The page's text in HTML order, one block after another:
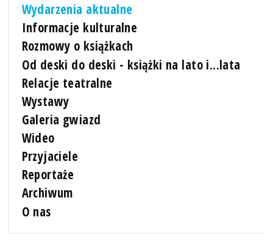
Wydarzenia aktualne
Informacje kulturalne
Rozmowy o książkach
Od deski do deski - książki na lato i...lata
Relacje teatralne
Wystawy
Galeria gwiazd
Wideo
Przyjaciele
Reportaże
Archiwum
O nas